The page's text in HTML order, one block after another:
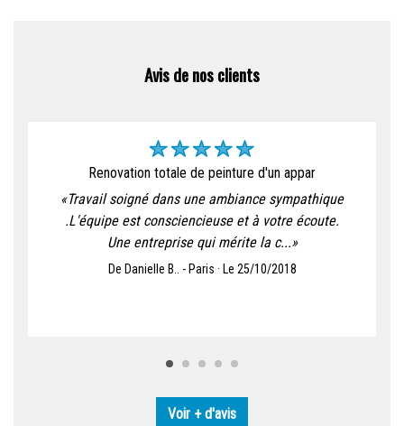
Avis de nos clients
renovation totale de peinture d'un appar
«Travail soigné dans une ambiance sympathique
.L'équipe est consciencieuse et à votre écoute.
Une entreprise qui mérite la c...»
De Danielle B.. - Paris · Le 25/10/2018
Voir + d'avis